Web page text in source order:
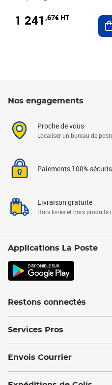
1 241 ,67€ HT
Nos engagements
Proche de vous
Localiser un bureau de
Paiements 100%
Livraison gratuite
Hors livres et hors produits
Applications La Poste
Restons connectés
Services Pros
Envois Courrier